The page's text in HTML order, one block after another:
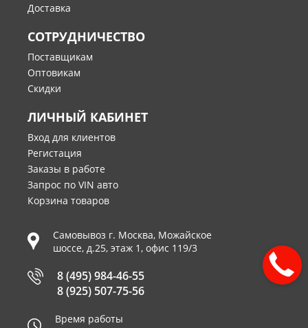
Доставка
СОТРУДНИЧЕСТВО
Поставщикам
Оптовикам
Скидки
ЛИЧНЫЙ КАБИНЕТ
Вход для клиентов
Регистация
Заказы в работе
Запрос по VIN авто
Корзина товаров
Самовывоз г. Москва, Можайское
шоссе, д.25, этаж 1, офис 119/3
8 (495) 984-46-55
8 (925) 507-75-56
Время работы